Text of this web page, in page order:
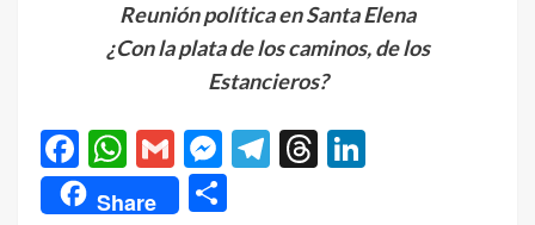
Reunión política en Santa Elena
¿Con la plata de los caminos, de los
Estancieros?
Facebook
WhatsApp
GmailMessenger
Telegram
Threads
Share